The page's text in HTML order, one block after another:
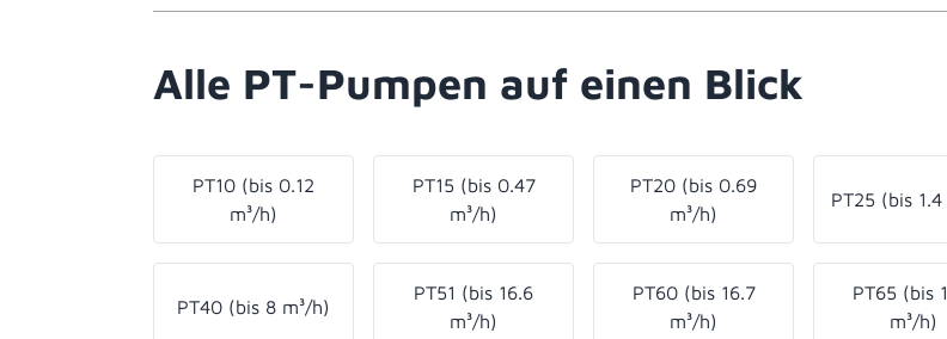
Alle PT-Pumpen auf einen Blick
PT10 (bis 0.12
m³/h)
PT15 (bis 0.47
m³/h)
PT20 (bis 0.69
m³/h)
PT25 (bis 1.4
PT40 (bis 8 m³/h)
PT51 (bis 16.6
m³/h)
PT60 (bis 16.7
m³/h)
PT65 (bis
m³/h)